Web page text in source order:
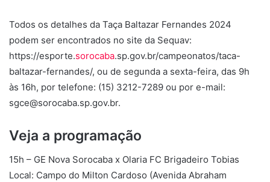
Todos os detalhes da Taça Baltazar Fernandes 2024
podem ser encontrados no site da Sequav:
https://esporte.sorocaba.sp.gov.br/campeonatos/taca-
baltazar-fernandes/, ou de segunda a sexta-feira, das 9h
às 16h, por telefone: (15) 3212-7289 ou por e-mail:
sgce@sorocaba.sp.gov.br.
Veja a programação
15h – GE Nova Sorocaba x Olaria FC Brigadeiro Tobias
Local: Campo do Milton Cardoso (Avenida Abraham